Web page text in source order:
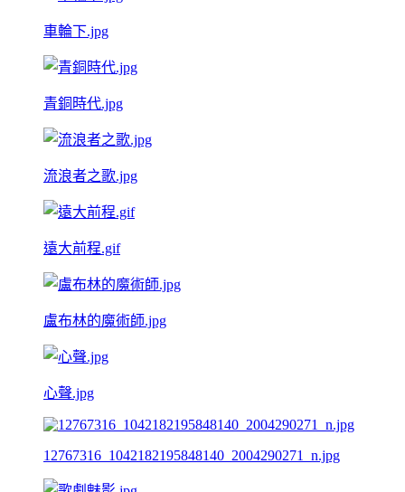
車輪下.jpg
青銅時代.jpg
流浪者之歌.jpg
遠大前程.gif
盧布林的魔術師.jpg
心聲.jpg
12767316_1042182195848140_2004290271_n.jpg